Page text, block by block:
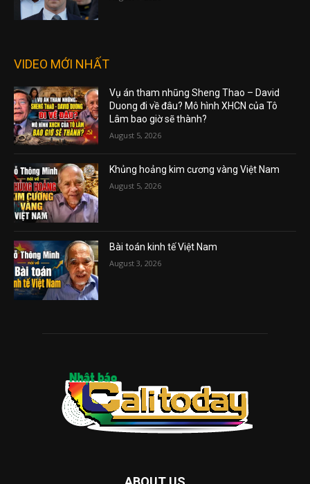
VIDEO MỚI NHẤT
Vụ án tham nhũng Sheng Thao – David
Duong đi về đâu? Mô hình XHCN của Tô
Lâm bao giờ sẽ thành?
August 5, 2026
Khủng hoảng kim cương vàng Việt Nam
August 5, 2026
Bài toán kinh tế Việt Nam
August 3, 2026